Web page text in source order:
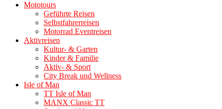
Mototours
Geführte Reisen
Selbstfahrerreisen
Motorrad Eventreisen
Aktivreisen
Kultur- & Garten
Kinder & Familie
Aktiv- & Sport
City Break und Wellness
Isle of Man
TT Isle of Man
MANX Classic TT